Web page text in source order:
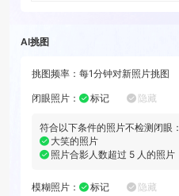
AI挑图
挑图频率： 每1分钟对新照片挑图
闭眼照片 ： 标记 隐藏
符合以下条件的照片不检测闭眼：
大笑的照片
照片合影人数超过 5 人的照片
模糊照片 ： 标记 隐藏